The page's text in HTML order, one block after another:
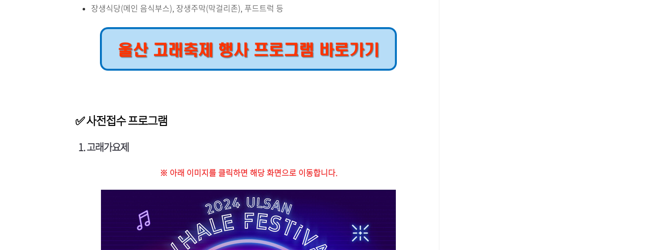
장생식당(메인 음식부스), 장생주막(막걸리존), 푸드트럭 등
✅ 사전접수 프로그램
1. 고래가요제
※ 아래 이미지를 클릭하면 해당 화면으로 이동합니다.